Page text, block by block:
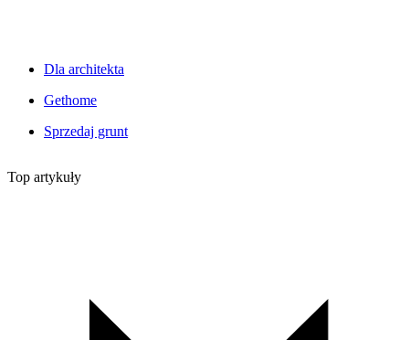
Dla architekta
Gethome
Sprzedaj grunt
Top artykuły